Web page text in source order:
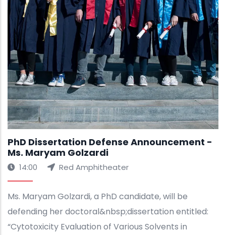
PhD Dissertation Defense Announcement -
Ms. Maryam Golzardi
14:00 Red Amphitheater
Ms. Maryam Golzardi, a PhD candidate, will be
defending her doctoral&nbsp;dissertation entitled:
“Cytotoxicity Evaluation of Various Solvents in